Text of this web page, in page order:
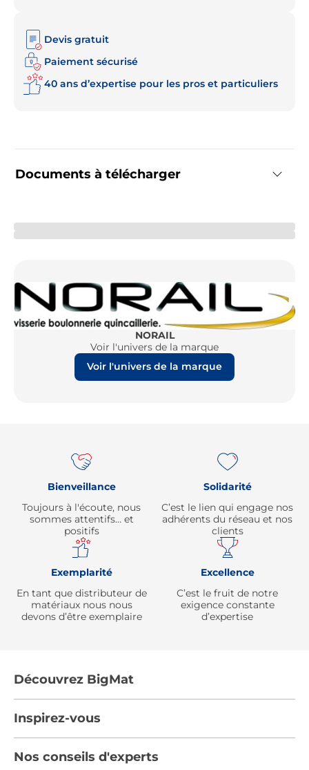
Documents à télécharger
Devis gratuit
Paiement sécurisé
40 ans d’expertise pour les pros et particuliers
NORAIL
Voir l'univers de la marque
Voir l'univers de la marque
Bienveillance
Toujours à l'écoute, nous
sommes attentifs… et
positifs
Solidarité
C’est le lien qui engage nos
adhérents du réseau et nos
clients
Exemplarité
En tant que distributeur de
matériaux nous nous
devons d’être exemplaire
Excellence
C’est le fruit de notre
exigence constante
d’expertise
Découvrez BigMat
Devenez adhérent
Inspirez-vous
Nos conseils d'experts